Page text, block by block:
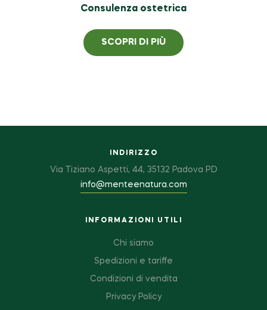
Consulenza ostetrica
SCOPRI DI PIÙ
INDIRIZZO
Via Tiziano Aspetti, 44, 35132 Padova PD
info@menteenatura.com
INFORMAZIONI UTILI
Chi siamo
Spedizioni e tariffe
Condizioni di vendita
Privacy Policy